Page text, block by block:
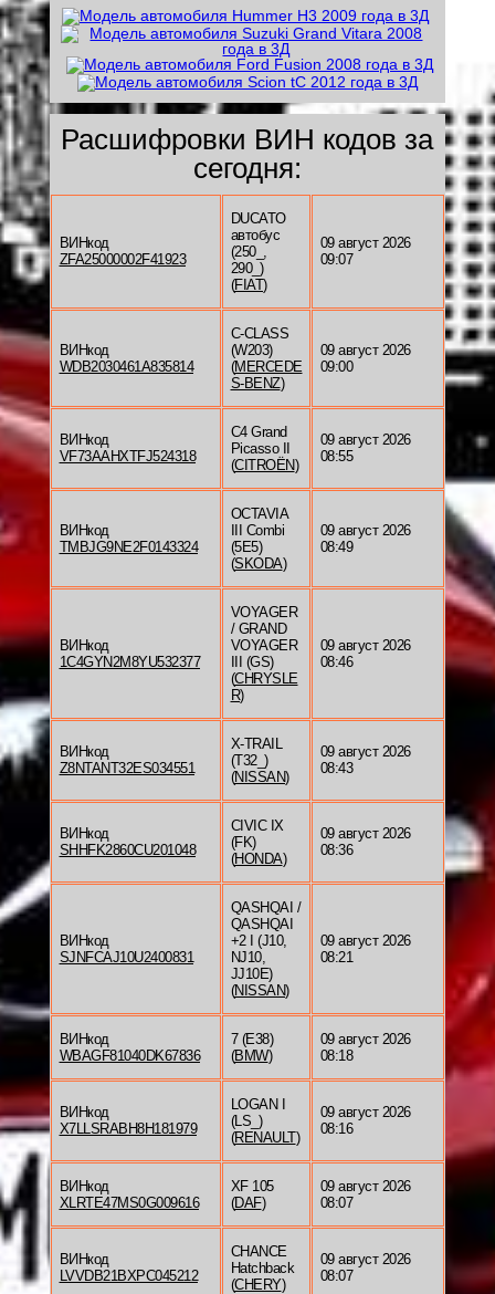
Расшифровки ВИН кодов за
сегодня:
ВИНкод
ZFA25000002F41923
DUCATO
автобус
(250_,
290_)
(FIAT)
09 август 2026
09:07
ВИНкод
WDB2030461A835814
C-CLASS
(W203)
(MERCEDE
S-BENZ)
09 август 2026
09:00
ВИНкод
VF73AAHXTFJ524318
C4 Grand
Picasso II
(CITROËN)
09 август 2026
08:55
ВИНкод
TMBJG9NE2F0143324
OCTAVIA
III Combi
(5E5)
(SKODA)
09 август 2026
08:49
ВИНкод
1C4GYN2M8YU532377
VOYAGER
/ GRAND
VOYAGER
III (GS)
(CHRYSLE
R)
09 август 2026
08:46
ВИНкод
Z8NTANT32ES034551
X-TRAIL
(T32_)
(NISSAN)
09 август 2026
08:43
ВИНкод
SHHFK2860CU201048
CIVIC IX
(FK)
(HONDA)
09 август 2026
08:36
ВИНкод
SJNFCAJ10U2400831
QASHQAI /
QASHQAI
+2 I (J10,
NJ10,
JJ10E)
(NISSAN)
09 август 2026
08:21
ВИНкод
WBAGF81040DK67836
7 (E38)
(BMW)
09 август 2026
08:18
ВИНкод
X7LLSRABH8H181979
LOGAN I
(LS_)
(RENAULT)
09 август 2026
08:16
ВИНкод
XLRTE47MS0G009616
XF 105
(DAF)
09 август 2026
08:07
ВИНкод
LVVDB21BXPC045212
CHANCE
Hatchback
(CHERY)
09 август 2026
08:07